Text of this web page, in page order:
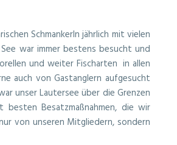
Schmankerln jährlich mit vielen
war immer bestens besucht und
und weiter Fischarten in allen
auch von Gastanglern aufgesucht
unser Lautersee über die Grenzen
besten Besatzmaßnahmen, die wir
von unseren Mitgliedern, sondern